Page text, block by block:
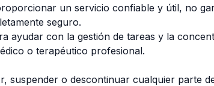
un servicio confiable y útil, no
seguro.
ayudar con la gestión de tareas y la
o terapéutico profesional.
suspender o descontinuar cualquier parte